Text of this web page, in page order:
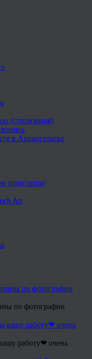
(стилизация)
в Архангельске
(имитация)
Art
по фотографии
работу❤ очень